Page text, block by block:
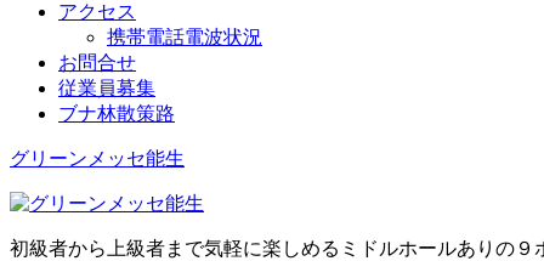
アクセス
携帯電話電波状況
お問合せ
従業員募集
ブナ林散策路
グリーンメッセ能生
初級者から上級者まで気軽に楽しめるミドルホールありの９